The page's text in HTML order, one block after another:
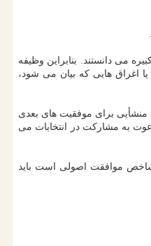
می دانستند. بنابراین وظیفه
اغراق هایی که بیان می شود،
منشأیی برای موفقیت های بعدی
به مشارکت در انتخابات می
شاخص موافقت اصولی است باید